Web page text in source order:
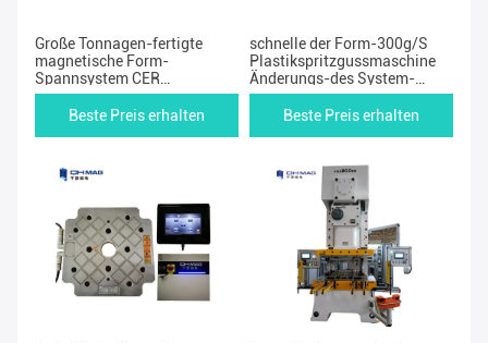
Große Tonnagen-fertigte
magnetische Form-
Spannsystem CER
Zustimmung besonders an
Beste Preis erhalten
schnelle der Form-300g/S
Plastikspritzgussmaschine
Änderungs-des System-
180mm
Beste Preis erhalten